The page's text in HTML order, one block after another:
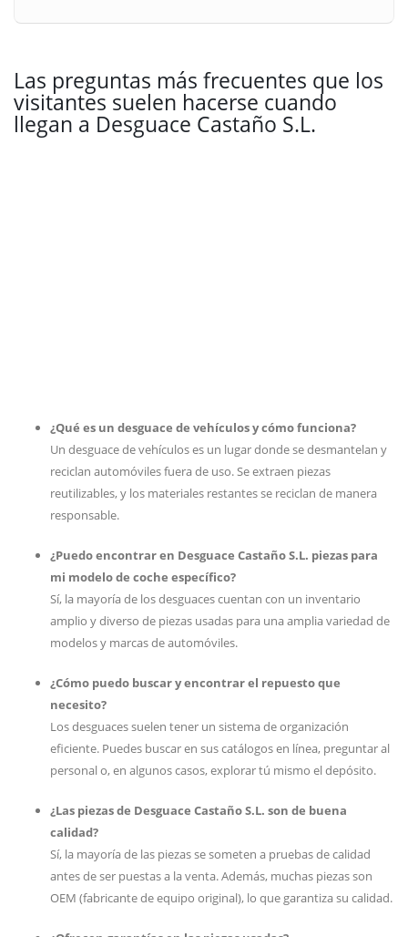
Las preguntas más frecuentes que los
visitantes suelen hacerse cuando
llegan a Desguace Castaño S.L.
¿Qué es un desguace de vehículos y cómo funciona?
Un desguace de vehículos es un lugar donde se desmantelan y
reciclan automóviles fuera de uso. Se extraen piezas
reutilizables, y los materiales restantes se reciclan de manera
responsable.
¿Puedo encontrar en Desguace Castaño S.L. piezas para
mi modelo de coche específico?
Sí, la mayoría de los desguaces cuentan con un inventario
amplio y diverso de piezas usadas para una amplia variedad de
modelos y marcas de automóviles.
¿Cómo puedo buscar y encontrar el repuesto que
necesito?
Los desguaces suelen tener un sistema de organización
eficiente. Puedes buscar en sus catálogos en línea, preguntar al
personal o, en algunos casos, explorar tú mismo el depósito.
¿Las piezas de Desguace Castaño S.L. son de buena
calidad?
Sí, la mayoría de las piezas se someten a pruebas de calidad
antes de ser puestas a la venta. Además, muchas piezas son
OEM (fabricante de equipo original), lo que garantiza su calidad.